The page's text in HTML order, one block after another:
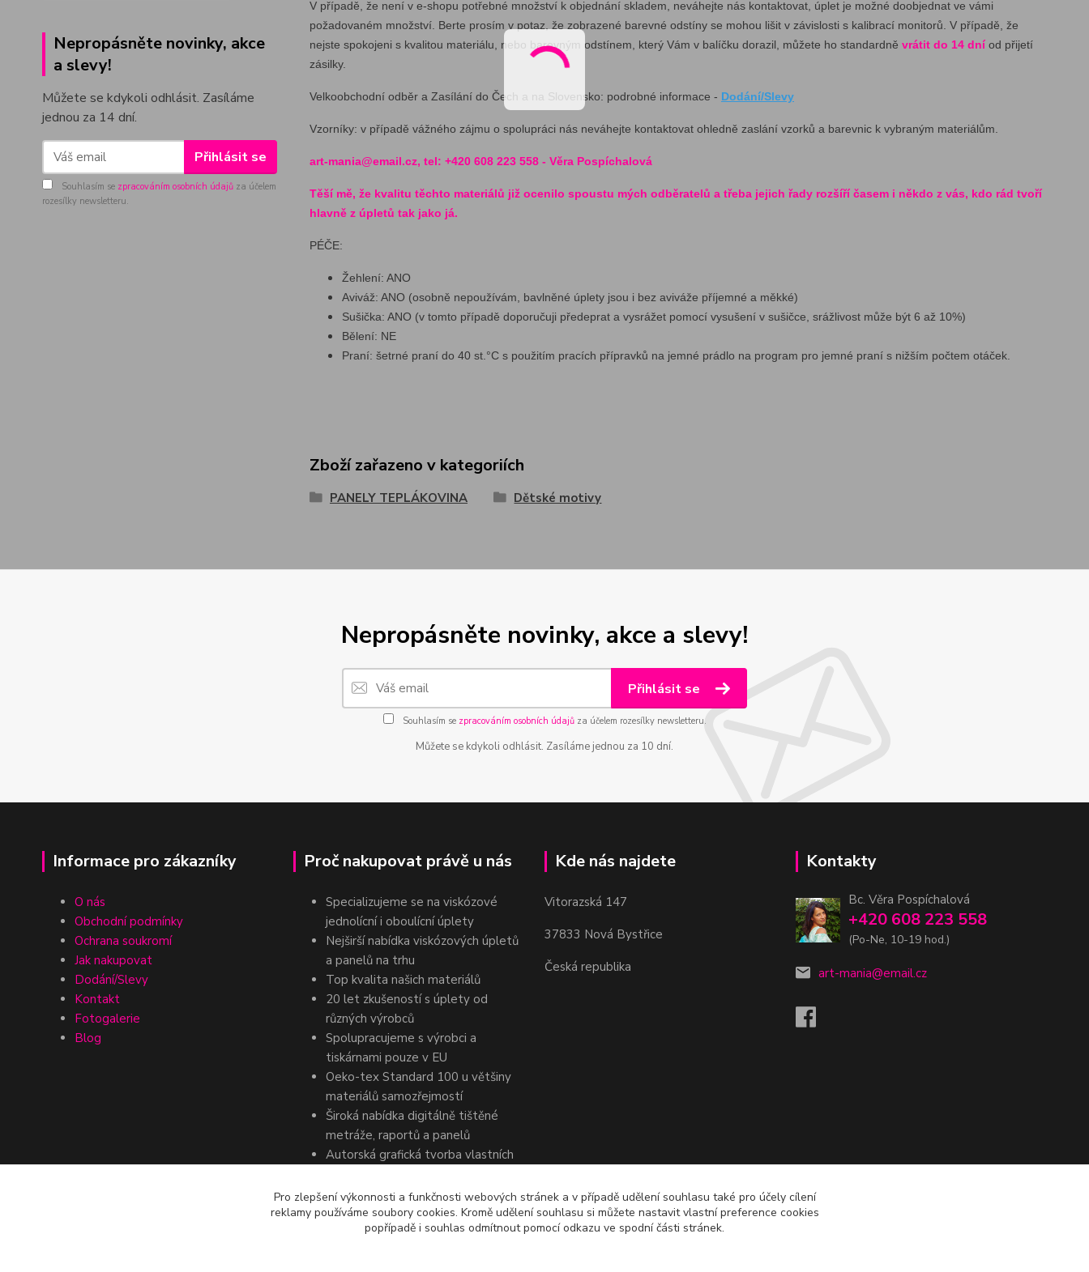
Nepropásněte novinky, akce
a slevy!
Můžete se kdykoli odhlásit. Zasíláme
jednou za 14 dní.
Přihlásit se
Souhlasím se zpracováním osobních údajů za účelem
rozesílky newsletteru.
V případě, že není v e-shopu potřebné množství k objednání skladem, neváhejte nás kontaktovat, úplet je možné doobjednat ve vámi
požadovaném množství. Berte prosím v potaz, že zobrazené barevné odstíny se mohou lišit v závislosti s kalibrací monitorů. V případě, že
nejste spokojeni s kvalitou materiálu, nebo barevným odstínem, který Vám v balíčku dorazil, můžete ho standardně vrátit do 14 dníod přijetí
zásilky.
Velkoobchodní odběr a Zasílání do Čech a na Slovensko: podrobné informace - Dodání/Slevy
Vzorníky: v případě vážného zájmu o spolupráci nás neváhejte kontaktovat ohledně zaslání vzorků a barevnic k vybraným materiálům.
art-mania@email.cz, tel: +420 608 223 558 - Věra Pospíchalová
Těší mě, že kvalitu těchto materiálů již ocenilo spoustu mých odběratelů a třeba jejich řady rozšíří časem i někdo z vás, kdo rád tvoří
hlavně z úpletů tak jako já.
PÉČE:
Žehlení: ANO
Aviváž: ANO (osobně nepoužívám, bavlněné úplety jsou i bez aviváže příjemné a měkké)
Sušička: ANO (v tomto případě doporučuji předeprat a vysrážet pomocí vysušení v sušičce, srážlivost může být 6 až 10%)
Bělení: NE
Praní: šetrné praní do 40 st.°C s použitím pracích přípravků na jemné prádlo na program pro jemné praní s nižším počtem otáček.
Zboží zařazeno v kategoriích
PANELY TEPLÁKOVINA Dětské motivy
Nepropásněte novinky, akce a slevy!
Přihlásit se
Souhlasím se zpracováním osobních údajůza účelem rozesílky newsletteru.
Můžete se kdykoli odhlásit. Zasíláme jednou za 10 dní.
Informace pro zákazníky
O nás
Obchodní podmínky
Ochrana soukromí
Jak nakupovat
Dodání/Slevy
Kontakt
Fotogalerie
Blog
Proč nakupovat právě u nás
Specializujeme se na viskózové
jednolícní i oboulícní úplety
Nejširší nabídka viskózových úpletů
a panelů na trhu
Top kvalita našich materiálů
20 let zkušeností s úplety od
různých výrobců
Spolupracujeme s výrobci a
tiskárnami pouze v EU
Oeko-tex Standard 100 u většiny
materiálů samozřejmostí
Široká nabídka digitálně tištěné
metráže, raportů a panelů
Autorská grafická tvorba vlastních
získaných dezénů s licencí pro
komerční použití
Kde nás najdete
Vitorazská 147
37833 Nová Bystřice
Česká republika
Kontakty
Bc. Věra Pospíchalová
+420 608 223 558
(Po-Ne, 10-19 hod.)
art-mania@email.cz
Pro zlepšení výkonnosti a funkčnosti webových stránek a v případě udělení souhlasu také pro účely cílení
reklamy používáme soubory cookies. Kromě udělení souhlasu si můžete nastavit vlastní preference cookies
popřípadě i souhlas odmítnout pomocí odkazu ve spodní části stránek.